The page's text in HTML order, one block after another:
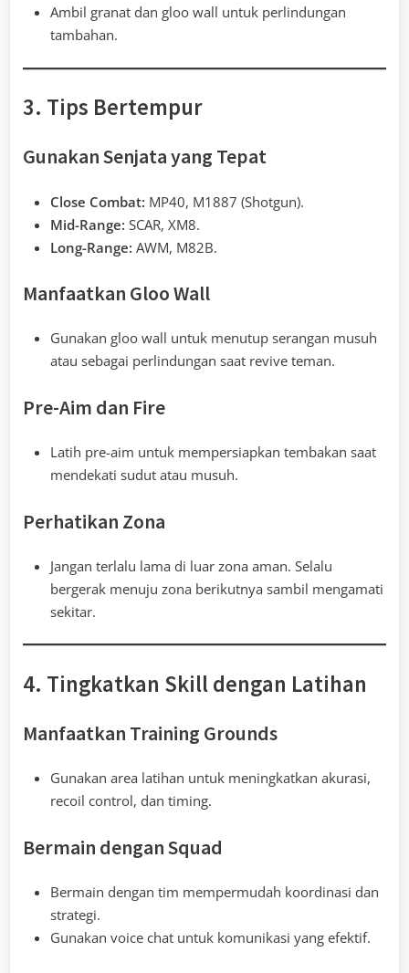
Ambil granat dan gloo wall untuk perlindungan
tambahan.
3. Tips Bertempur
Gunakan Senjata yang Tepat
Close Combat: MP40, M1887 (Shotgun).
Mid-Range: SCAR, XM8.
Long-Range: AWM, M82B.
Manfaatkan Gloo Wall
Gunakan gloo wall untuk menutup serangan musuh
atau sebagai perlindungan saat revive teman.
Pre-Aim dan Fire
Latih pre-aim untuk mempersiapkan tembakan saat
mendekati sudut atau musuh.
Perhatikan Zona
Jangan terlalu lama di luar zona aman. Selalu
bergerak menuju zona berikutnya sambil mengamati
sekitar.
4. Tingkatkan Skill dengan Latihan
Manfaatkan Training Grounds
Gunakan area latihan untuk meningkatkan akurasi,
recoil control, dan timing.
Bermain dengan Squad
Bermain dengan tim mempermudah koordinasi dan
strategi.
Gunakan voice chat untuk komunikasi yang efektif.